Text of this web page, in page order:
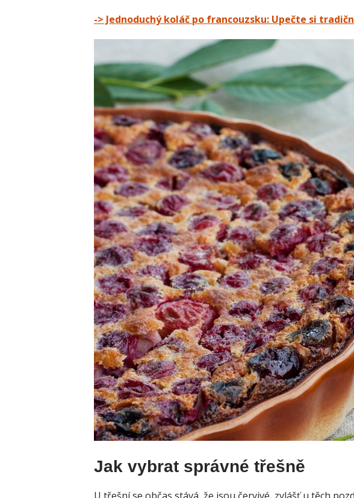
-> Jednoduchý koláč po francouzsku: Upečte si
Jak vybrat správné třešně